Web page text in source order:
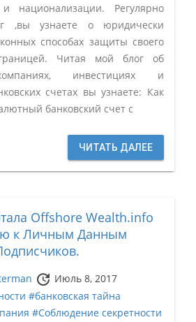
национализации. Регулярно
,вы узнаете о юридически
способах защиты своего
Читая мой блог об
инвестициях и
счетах вы узнаете: Как
банковский счет с
ЧИТАТЬ ДАЛЕЕ
Offshore Wealth.info
к Личным Данным
update Июль 8, 2017
#банковская тайна
#Соблюдение секретности